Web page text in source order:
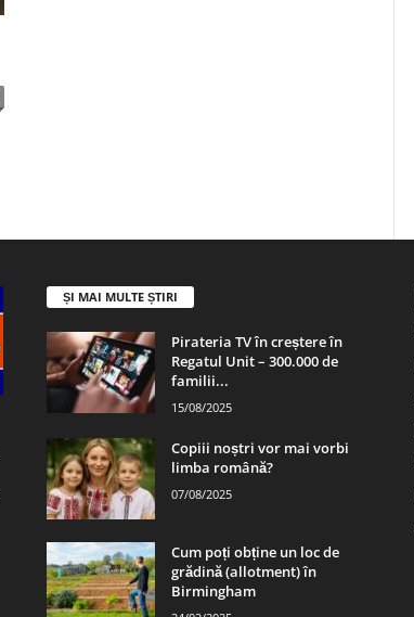
ȘI MAI MULTE ȘTIRI
Pirateria TV în creștere în
Regatul Unit – 300.000 de
familii...
15/08/2025
Copiii noștri vor mai vorbi
limba română?
07/08/2025
Cum poți obține un loc de
grădină (allotment) în
Birmingham